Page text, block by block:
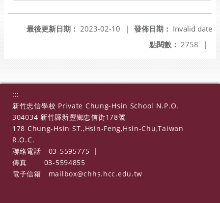
發佈日期： Invalid date
最後更新日期： 2023-02-10
|
點閱數： 2758 |
:::
新竹忠信學校 Private Chung-Hsin School N.P.O.
304034 新竹縣新豐鄉忠信街178號
178 Chung-Hsin ST.,Hsin-Feng,Hsin-Chu,Taiwan
R.O.C.
聯絡電話
03-5595775
|
傳真
03-5594855
電子信箱
mailbox@chhs.hcc.edu.tw